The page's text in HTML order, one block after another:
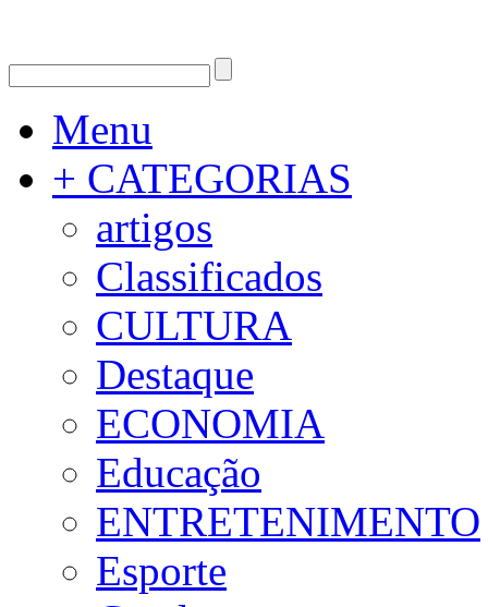
Menu
+ CATEGORIAS
artigos
Classificados
CULTURA
Destaque
ECONOMIA
Educação
ENTRETENIMENTO
Esporte